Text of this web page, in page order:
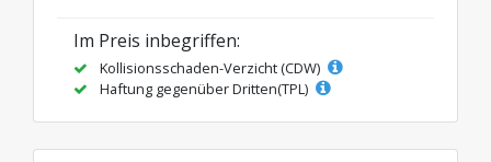
Im Preis inbegriffen:
Kollisionsschaden-Verzicht (CDW)
Haftung gegenüber Dritten(TPL)